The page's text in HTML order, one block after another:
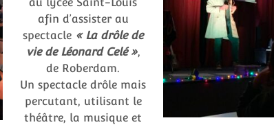
au lycée Saint-Louis
afin d’assister au
spectacle « La drôle de
vie de Léonard Celé »,
de Roberdam.
Un spectacle drôle mais
percutant, utilisant le
théâtre, la musique et